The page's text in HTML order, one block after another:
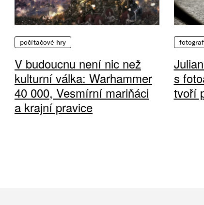
počítačové hry
V budoucnu není nic než
kulturní válka: Warhammer
40 000, Vesmírní mariňáci
a krajní pravice
s
tvoří